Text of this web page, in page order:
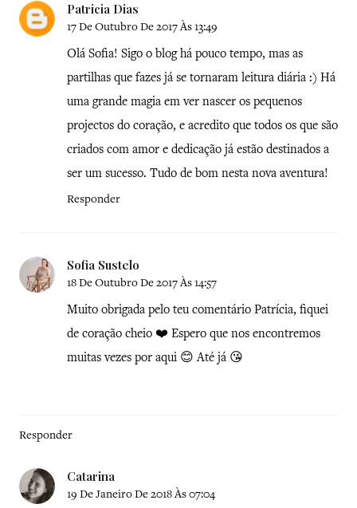
Patricia Dias
17 De Outubro De 2017 Às 13:49
Olá Sofia! Sigo o blog há pouco tempo, mas as
partilhas que fazes já se tornaram leitura diária :) Há
uma grande magia em ver nascer os pequenos
projectos do coração, e acredito que todos os que são
criados com amor e dedicação já estão destinados a
ser um sucesso. Tudo de bom nesta nova aventura!
Responder
Sofia Sustelo
18 De Outubro De 2017 Às 14:57
Muito obrigada pelo teu comentário Patrícia, fiquei
de coração cheio ❤️ Espero que nos encontremos
muitas vezes por aqui 😊 Até já 😘
Responder
Catarina
19 De Janeiro De 2018 Às 07:04